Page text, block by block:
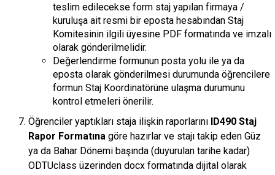
teslim edilecekse form staj yapılan firmaya /
kuruluşa ait resmi bir eposta hesabından Staj
Komitesinin ilgili üyesine PDF formatında ve imzalı
olarak gönderilmelidir.
Değerlendirme formunun posta yolu ile ya da
eposta olarak gönderilmesi durumunda öğrencilere
formun Staj Koordinatörüne ulaşma durumunu
kontrol etmeleri önerilir.
Öğrenciler yaptıkları staja ilişkin raporlarını ID490 Staj
Rapor Formatına göre hazırlar ve stajı takip eden Güz
ya da Bahar Dönemi başında (duyurulan tarihe kadar)
ODTUclass üzerinden docx formatında dijital olarak